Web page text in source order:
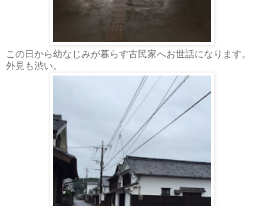
この日から幼なじみが暮らす古民家へお世話になります。
外見も渋い。